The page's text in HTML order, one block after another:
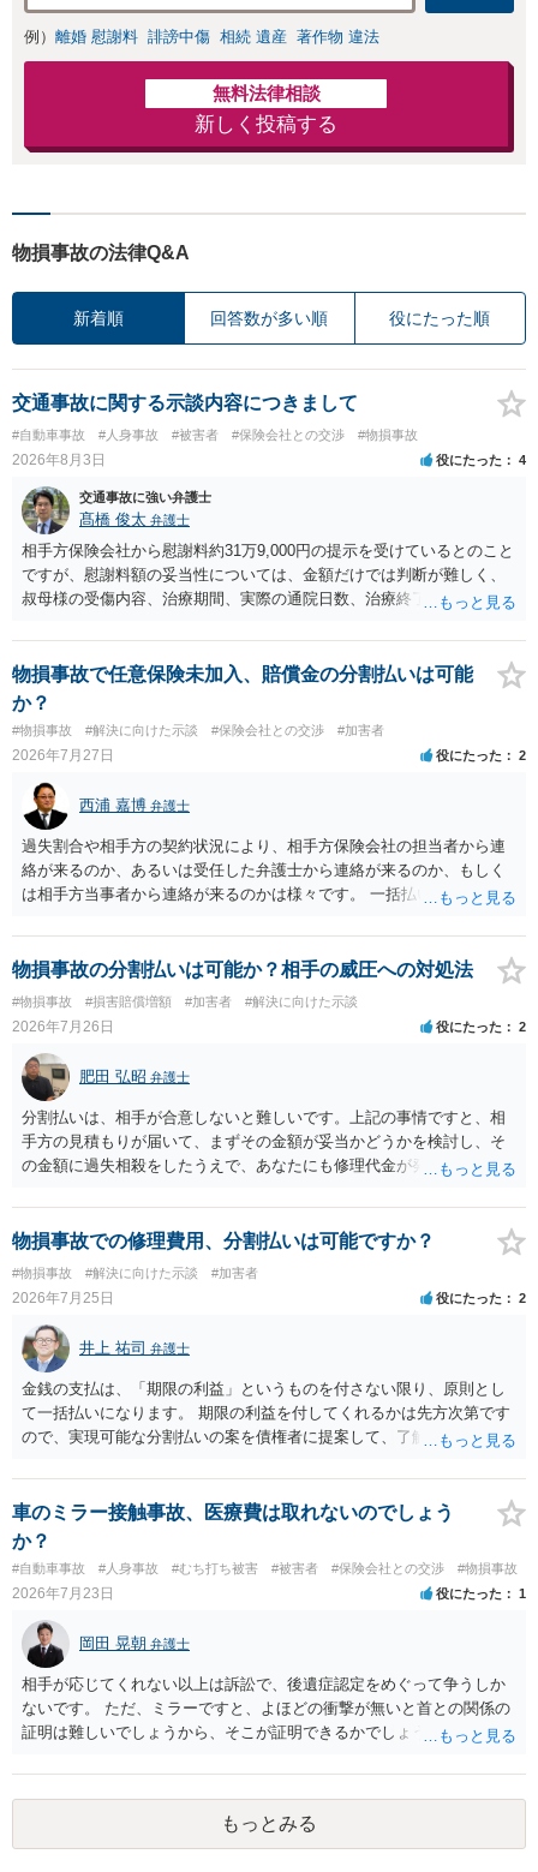
例） 離婚 慰謝料 誹謗中傷 相続 遺産 著作物 違法
無料法律相談
新しく投稿する
物損事故の法律Q&A
新着順 回答数が多い順 役にたった順
交通事故に関する示談内容につきまして
#自動車事故 #人身事故 #被害者 #保険会社との交渉 #物損事故
2026年8月3日 役にたった 4
交通事故に強い弁護士
髙橋 俊太 弁護士
相手方保険会社から慰謝料約31万9,000円の提示を受けているとのこと
ですが、慰謝料額の妥当性については、金額だけでは判断が難しく、
叔母様の受傷内容、治療期間、実際の通院日数、治療終了の経緯、後
確認する必要があります。保険会社から提示される慰謝料額について
は、弁護士が介入することにより増額を検討できる場合がありますの
で、以下の資料・情報を準備した上で、弁護士に個別に相談すること
をお勧めいたします。 ・相手方保険会社から届いている示談金額の提
示書類 ・叔母様の診断名、けがの内容 ・治療開始日及び治療終了日
・入院の有無、通院回数 ・現在も症状が残っているか ・叔母様ご本人
やご家族等が加入している保険に、今回の事故で利用できる弁護士費
用特約が付帯しているか なお、被害者は叔母様ご本人となりますの
で、弁護士が受任する場合には、叔母様ご本人の依頼意思等を確認す
る必要があります。日本語での十分な意思疎通が難しいとのことです
ので、そのあたりのご事情も踏まえて、依頼意思の確認方法等を検討
物損事故で任意保険未加入、賠償金の分割払いは可能
か？
#物損事故 #解決に向けた示談 #保険会社との交渉 #加害者
2026年7月27日 役にたった 2
西浦 嘉博 弁護士
過失割合や相手方の契約状況により、相手方保険会社の担当者から連
絡が来るのか、あるいは受任した弁護士から連絡が来るのか、もしく
は相手方当事者から連絡が来るのかは様々です。 一括払いや分割払い
金の支払いにつき、分割払いに合意すれば、和解は可能です。 他方で
合意しなければ和解できないことになります。 今後の見通しを知る為
に、交渉の方向性につき、最寄りの法律事務所で相談だけでもされる
ことも検討ください。
物損事故の分割払いは可能か？相手の威圧への対処法
#物損事故 #損害賠償増額 #加害者 #解決に向けた示談
2026年7月26日 役にたった 2
肥田 弘昭 弁護士
分割払いは、相手が合意しないと難しいです。上記の事情ですと、相
手方の見積もりが届いて、まずその金額が妥当かどうかを検討し、そ
の金額に過失相殺をしたうえで、あなたにも修理代金が発生している
分割払いにしたいとの示談案を提案するのが良いかと思います。威圧
されるのであれば、斡旋、仲裁、民事調停を利用しては如何でしょう
物損事故での修理費用、分割払いは可能ですか？
#物損事故 #解決に向けた示談 #加害者
2026年7月25日 役にたった 2
井上 祐司 弁護士
金銭の支払は、「期限の利益」というものを付さない限り、原則とし
て一括払いになります。 期限の利益を付してくれるかは先方次第です
ので、実現可能な分割払いの案を債権者に提案して、了解してもらえ
車のミラー接触事故、医療費は取れないのでしょう
か？
#自動車事故 #人身事故 #むち打ち被害 #被害者 #保険会社との交渉 #物損事故
2026年7月23日 役にたった 1
岡田 晃朝 弁護士
相手が応じてくれない以上は訴訟で、後遺症認定をめぐって争うしか
ないです。 ただ、ミラーですと、よほどの衝撃が無いと首との関係の
証明は難しいでしょうから、そこが証明できるかでしょうね。
もっとみる